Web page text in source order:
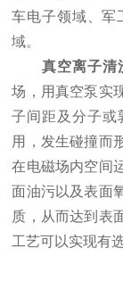
车电子领域、军
域。
真空离子清
场，用真空泵实
子间距及分子或
用，发生碰撞而
在电磁场内空间
面油污以及表面
质，从而达到表
工艺可以实现有